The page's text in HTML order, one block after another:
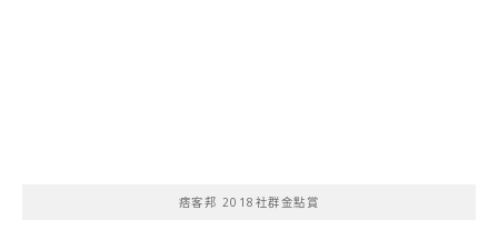
痞客邦 2018社群金點賞